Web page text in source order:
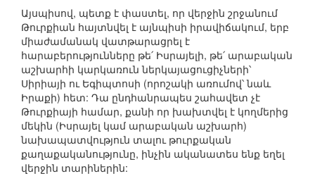
Այսպիսով, պետք է փաստել, որ վերջին շրջանում
Թուրքիան հայտնվել է այնպիսի իրավիճակում, երբ
միաժամանակ վատթարացրել է
հարաբերությունները թե՛ Իսրայելի, թե՛ արաբական
աշխարհի կարկառուն ներկայացուցիչների՝
Սիրիայի ու Եգիպտոսի (որոշակի առումով՝ նաև
Իրաքի) հետ: Դա ընդհանրապես շահավետ չէ
Թուրքիայի համար, քանի որ խախտվել է կողմերից
մեկին (Իսրայել կամ արաբական աշխարհ)
նախապատվություն տալու թուրքական
քաղաքականությունը, ինչին ականատես ենք եղել
վերջին տարիներին: